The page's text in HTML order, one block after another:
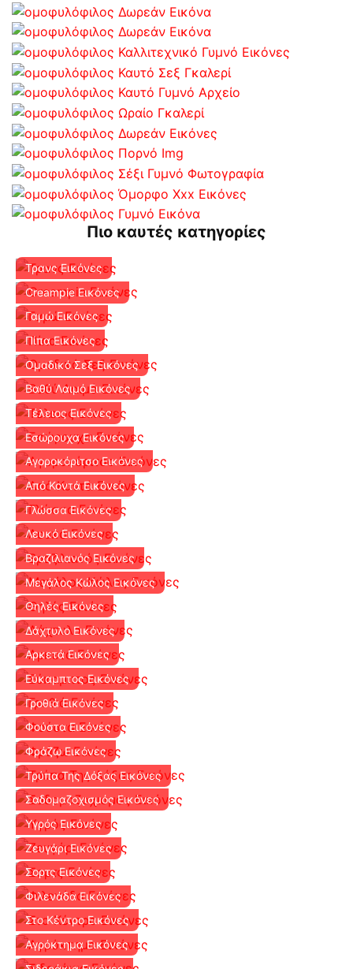
Πιο καυτές κατηγορίες
Τρανς Εικόνες
Creampie Εικόνες
Γαμώ Εικόνες
Πίπα Εικόνες
Ομαδικό Σεξ Εικόνες
Βαθύ Λαιμό Εικόνες
Τέλειος Εικόνες
Εσώρουχα Εικόνες
Αγοροκόριτσο Εικόνες
Από Κοντά Εικόνες
Γλώσσα Εικόνες
Λευκό Εικόνες
Βραζιλιανός Εικόνες
Μεγάλος Κώλος Εικόνες
Θηλές Εικόνες
Δάχτυλο Εικόνες
Αρκετά Εικόνες
Εύκαμπτος Εικόνες
Γροθιά Εικόνες
Φούστα Εικόνες
Φράζω Εικόνες
Τρύπα Της Δόξας Εικόνες
Σαδομαζοχισμός Εικόνες
Υγρός Εικόνες
Ζευγάρι Εικόνες
Σορτς Εικόνες
Φιλενάδα Εικόνες
Στο Κέντρο Εικόνες
Αγρόκτημα Εικόνες